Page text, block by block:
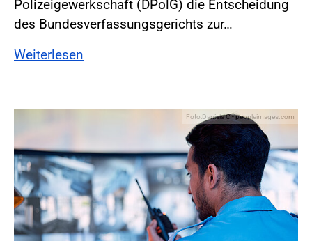
Polizeigewerkschaft (DPolG) die Entscheidung
des Bundesverfassungsgerichts zur…
Weiterlesen
Foto:Daniels C - peopleimages.com